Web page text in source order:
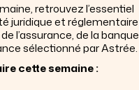
retrouvez l’essentiel
juridique et réglementaire
l’assurance, de la banque
sélectionné par Astrée.
cette semaine :